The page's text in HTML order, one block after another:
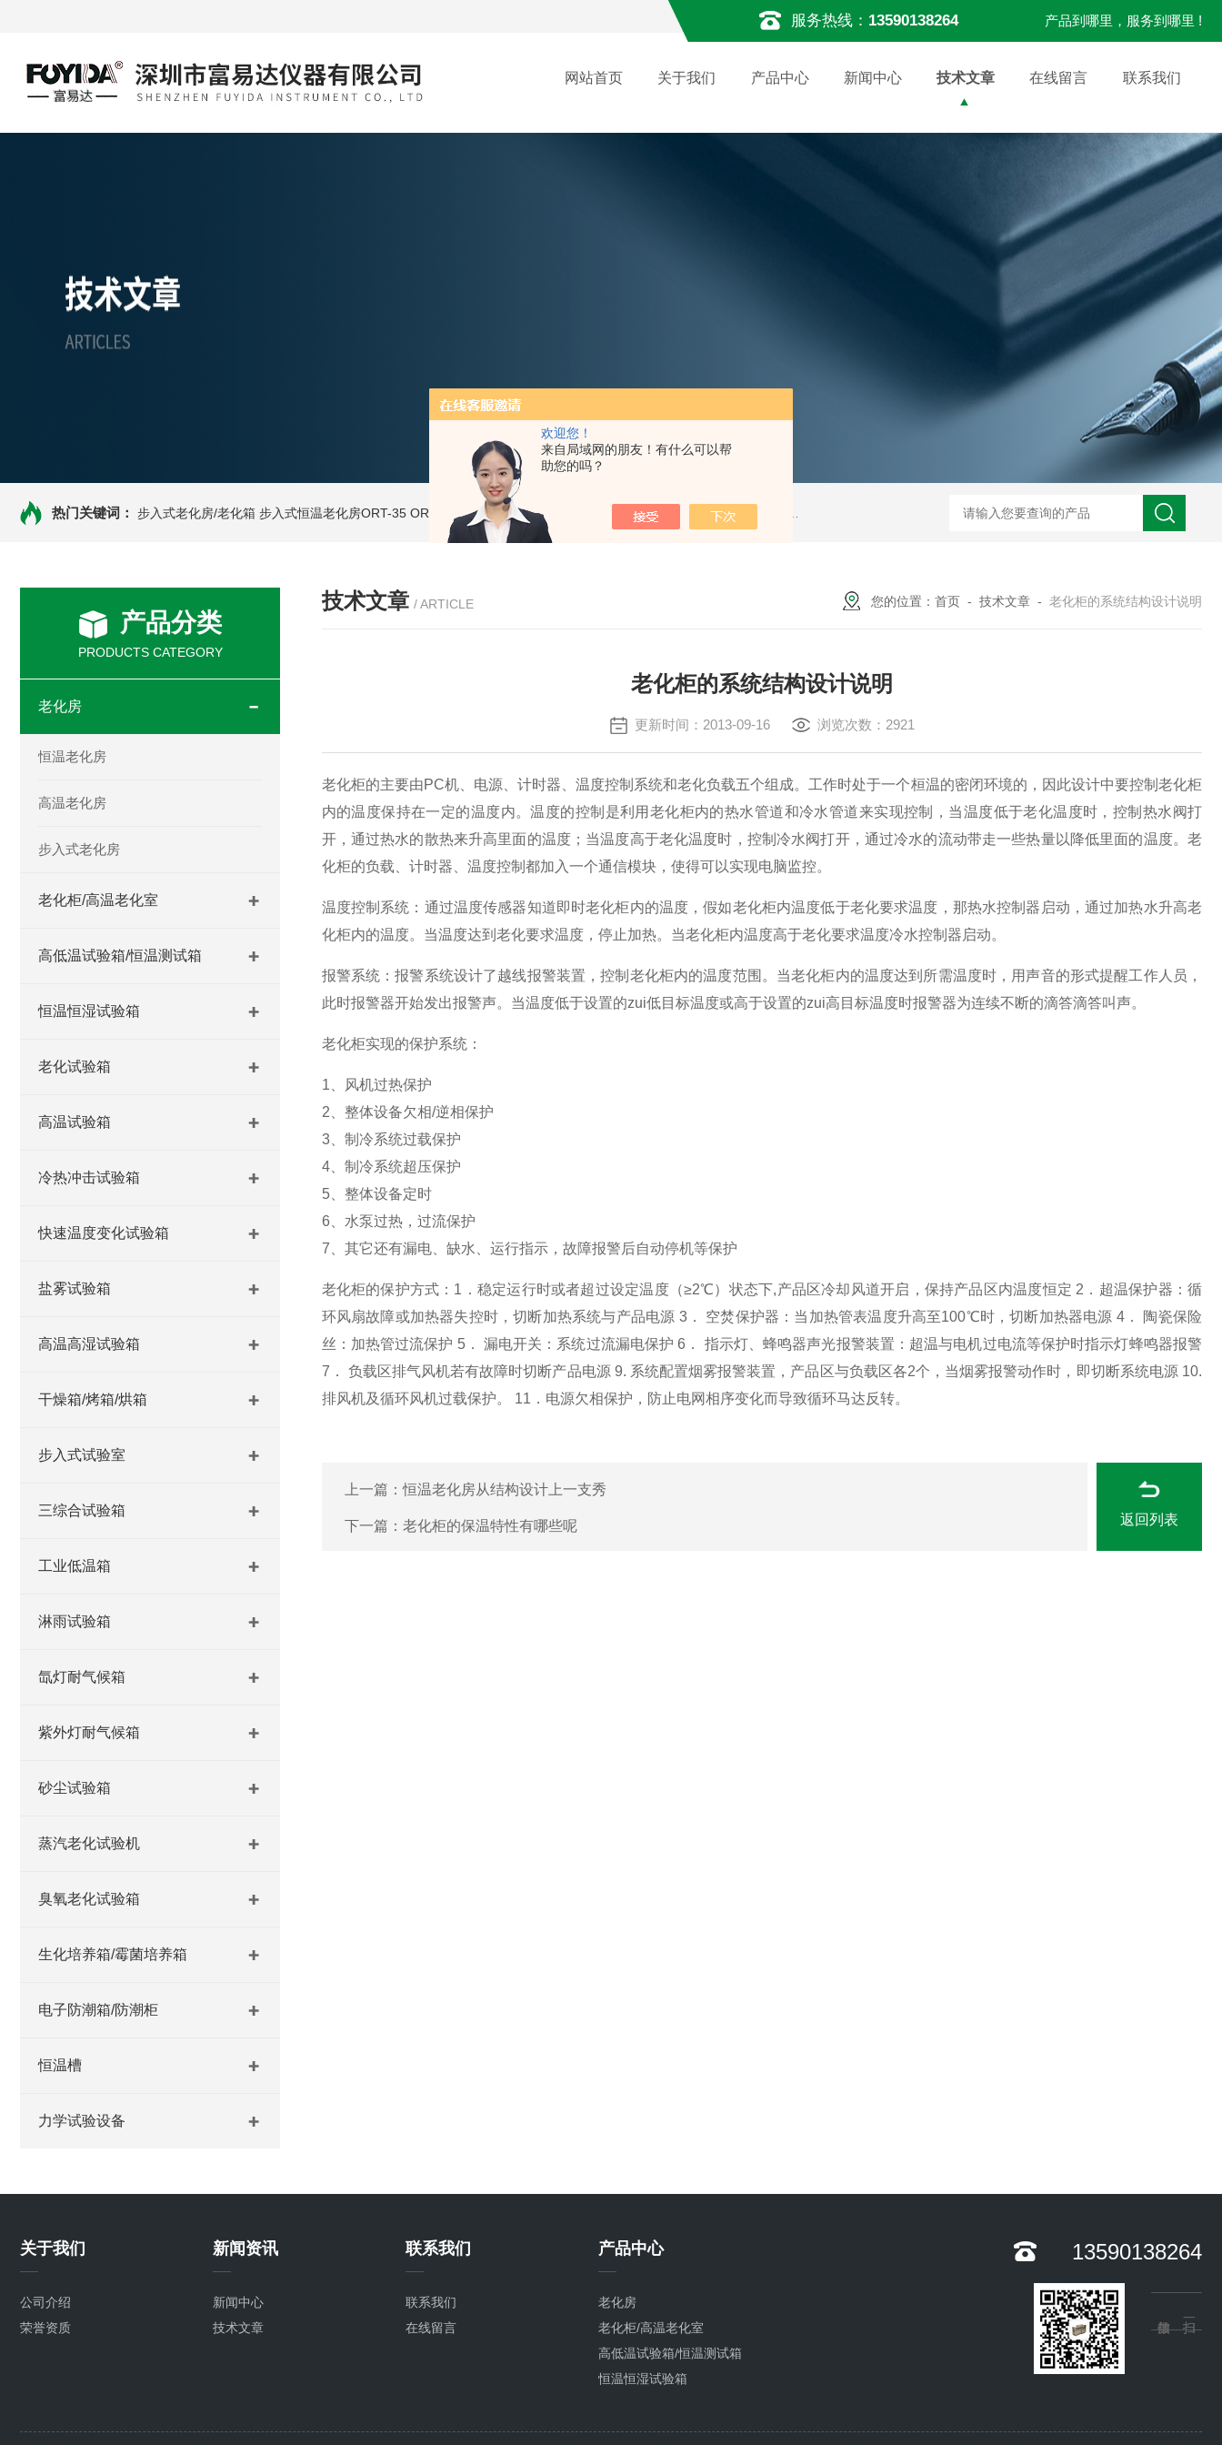
欢迎您！
来自局域网的朋友！有什么可以帮
助您的吗？
服务热线： 13590138264 产品到哪里，服务到哪里 !
网站首页 关于我们 产品中心 新闻中心 技术文章 在线留言 联系我们
热门关键词： 步入式老化房/老化箱 步入式恒温老化房ORT-35 ORT-20高温老化房 ORT-66步入式老化房 ORT-35高温老化房 TOG225无尘无氧化烤箱 TM100-2洁净干燥箱
产品分类
PRODUCTS CATEGORY
老化房
恒温老化房
高温老化房
步入式老化房
老化柜/高温老化室
高低温试验箱/恒温测试箱
恒温恒湿试验箱
老化试验箱
高温试验箱
冷热冲击试验箱
快速温度变化试验箱
盐雾试验箱
高温高湿试验箱
干燥箱/烤箱/烘箱
步入式试验室
三综合试验箱
工业低温箱
淋雨试验箱
氙灯耐气候箱
紫外灯耐气候箱
砂尘试验箱
蒸汽老化试验机
臭氧老化试验箱
生化培养箱/霉菌培养箱
电子防潮箱/防潮柜
恒温槽
力学试验设备
技术文章 / ARTICLE 您的位置： 首页 - 技术文章 - 老化柜的系统结构设计说明
老化柜的系统结构设计说明
更新时间：2013-09-16 浏览次数：2921
老化柜的主要由PC机、电源、计时器、温度控制系统和老化负载五个组成。工作时处于一个桓温的密闭环境的，因此设计中要控制老化柜
内的温度保持在一定的温度内。温度的控制是利用老化柜内的热水管道和冷水管道来实现控制，当温度低于老化温度时，控制热水阀打
开，通过热水的散热来升高里面的温度；当温度高于老化温度时，控制冷水阀打开，通过冷水的流动带走一些热量以降低里面的温度。老
化柜的负载、计时器、温度控制都加入一个通信模块，使得可以实现电脑监控。
温度控制系统：通过温度传感器知道即时老化柜内的温度，假如老化柜内温度低于老化要求温度，那热水控制器启动，通过加热水升高老
化柜内的温度。当温度达到老化要求温度，停止加热。当老化柜内温度高于老化要求温度冷水控制器启动。
报警系统：报警系统设计了越线报警装置，控制老化柜内的温度范围。当老化柜内的温度达到所需温度时，用声音的形式提醒工作人员，
此时报警器开始发出报警声。当温度低于设置的zui低目标温度或高于设置的zui高目标温度时报警器为连续不断的滴答滴答叫声。
老化柜实现的保护系统：
1、风机过热保护
2、整体设备欠相/逆相保护
3、制冷系统过载保护
4、制冷系统超压保护
5、整体设备定时
6、水泵过热，过流保护
7、其它还有漏电、缺水、运行指示，故障报警后自动停机等保护
老化柜的保护方式：1．稳定运行时或者超过设定温度（≥2℃）状态下,产品区冷却风道开启，保持产品区内温度恒定 2．超温保护器：循
环风扇故障或加热器失控时，切断加热系统与产品电源 3． 空焚保护器：当加热管表温度升高至100℃时，切断加热器电源 4． 陶瓷保险
丝：加热管过流保护 5． 漏电开关：系统过流漏电保护 6． 指示灯、蜂鸣器声光报警装置：超温与电机过电流等保护时指示灯蜂鸣器报警
7． 负载区排气风机若有故障时切断产品电源 9. 系统配置烟雾报警装置，产品区与负载区各2个，当烟雾报警动作时，即切断系统电源 10.
排风机及循环风机过载保护。 11．电源欠相保护，防止电网相序变化而导致循环马达反转。
上一篇：恒温老化房从结构设计上一支秀
下一篇： 老化柜的保温特性有哪些呢 返回列表
关于我们
公司介绍
荣誉资质
新闻资讯
新闻中心
技术文章
联系我们
联系我们
在线留言
产品中心
老化房
老化柜/高温老化室
高低温试验箱/恒温测试箱
恒温恒湿试验箱
高温试验箱
13590138264